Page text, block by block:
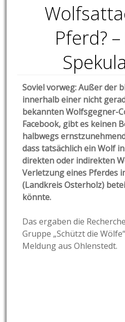
Pferd?
Soviel vorweg: Außer der
innerhalb einer nicht
bekannten Wolfsgegner-
Facebook, gibt es keinen
halbwegs
dass tatsächlich ein Wolf
direkten oder indirekten
Verletzung eines Pferdes
(Landkreis Osterholz)
könnte.
Das ergaben die
Gruppe „Schützt die
Meldung aus Ohlenstedt.